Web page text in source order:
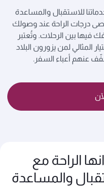
للاستقبال والمساعدة
درجات الراحة عند وصولك
فيها بين الرحلات. وتُعتبر
المثالي لمن يزورون البلاد
عنهم أعباء السفر.
الراحة مع
والمساعدة